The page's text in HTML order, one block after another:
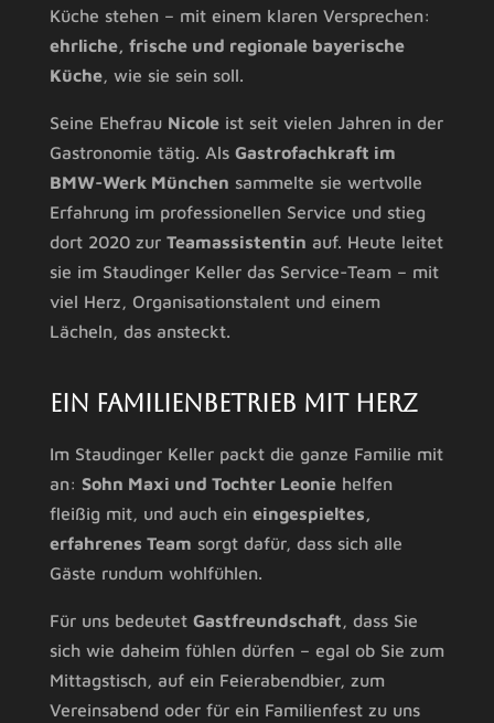
Küche stehen – mit einem klaren Versprechen:
ehrliche, frische und regionale bayerische
Küche, wie sie sein soll.
Seine Ehefrau Nicoleist seit vielen Jahren in der
Gastronomie tätig. Als Gastrofachkraft im
BMW-Werk München sammelte sie wertvolle
Erfahrung im professionellen Service und stieg
dort 2020 zur Teamassistentin auf. Heute leitet
sie im Staudinger Keller das Service-Team – mit
viel Herz, Organisationstalent und einem
Lächeln, das ansteckt.
Ein Familienbetrieb mit Herz
Im Staudinger Keller packt die ganze Familie mit
an: Sohn Maxi und Tochter Leoniehelfen
fleißig mit, und auch ein eingespieltes,
erfahrenes Team sorgt dafür, dass sich alle
Gäste rundum wohlfühlen.
Für uns bedeutet Gastfreundschaft, dass Sie
sich wie daheim fühlen dürfen – egal ob Sie zum
Mittagstisch, auf ein Feierabendbier, zum
Vereinsabend oder für ein Familienfest zu uns